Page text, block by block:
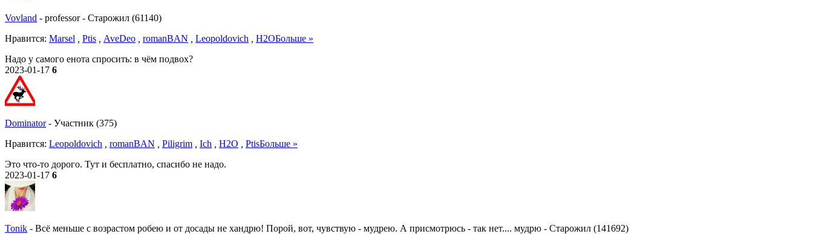
Vovland - professor - Старожил (61140)
Нравитcя: Marsel Ptis AveDeo romanBAN Leopoldovich H2OБольше »
Надо у самого енота спросить: в чём подвох?
2023-01-17 6
Dominator - Участник (375)
Нравитcя: Leopoldovich romanBAN Piligrim Ich H2O PtisБольше »
Это что-то дорого. Тут и бесплатно, спасибо не надо.
2023-01-17 6
Tonik - Всё меньше с возрастом робею и от досады не хандрю! Порой, вот, чувствую - мудрею. А присмотрюсь - так нет.... мудрю - Старожил (141692)